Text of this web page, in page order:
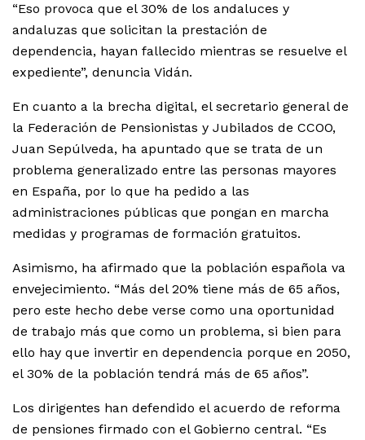
“Eso provoca que el 30% de los andaluces y
andaluzas que solicitan la prestación de
dependencia, hayan fallecido mientras se resuelve el
expediente”, denuncia Vidán.
En cuanto a la brecha digital, el secretario general de
la Federación de Pensionistas y Jubilados de CCOO,
Juan Sepúlveda, ha apuntado que se trata de un
problema generalizado entre las personas mayores
en España, por lo que ha pedido a las
administraciones públicas que pongan en marcha
medidas y programas de formación gratuitos.
Asimismo, ha afirmado que la población española va
envejecimiento. “Más del 20% tiene más de 65 años,
pero este hecho debe verse como una oportunidad
de trabajo más que como un problema, si bien para
ello hay que invertir en dependencia porque en 2050,
el 30% de la población tendrá más de 65 años”.
Los dirigentes han defendido el acuerdo de reforma
de pensiones firmado con el Gobierno central. “Es